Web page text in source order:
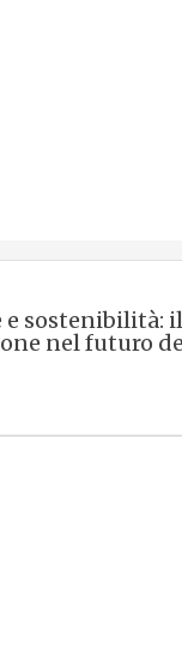
sostenibilità:
nel futuro